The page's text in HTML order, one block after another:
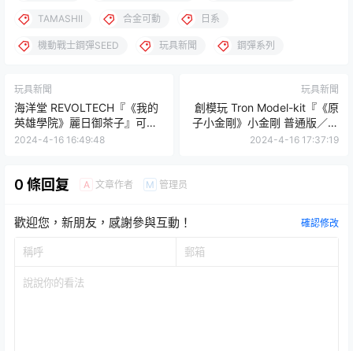
TAMASHII 合金可動 日系
機動戰士鋼彈SEED 玩具新聞 鋼彈系列
玩具新聞
海洋堂 REVOLTECH『《我的
英雄學院》麗日御茶子』可動
人偶，再現無重麗的各種豐富
2024-4-16 16:49:48
玩具新聞
創模玩 Tron Model-kit『《原
子小金剛》小金剛 普通版／豪
華版』無比例組裝模型
2024-4-16 17:37:19
0 條回复 A 文章作者 M 管理员
歡迎您，新朋友，感謝參與互動！ 確認修改